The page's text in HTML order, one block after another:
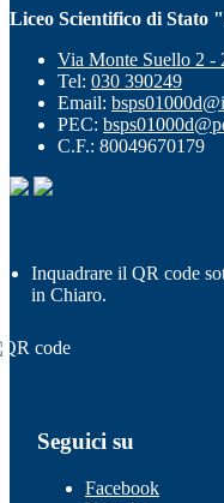
Liceo Scientifico di Stato
Via Monte Suello 2 -
Tel: 030 390249
Email:
PEC:
C.F.: 80049670179
Inquadrare il QR code
in Chiaro.
Seguici su
Facebook